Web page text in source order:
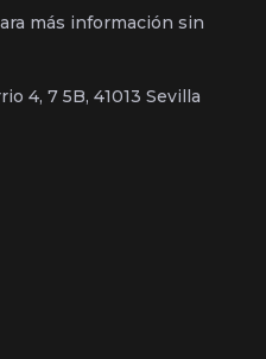
más información sin
4, 7 5B, 41013 Sevilla